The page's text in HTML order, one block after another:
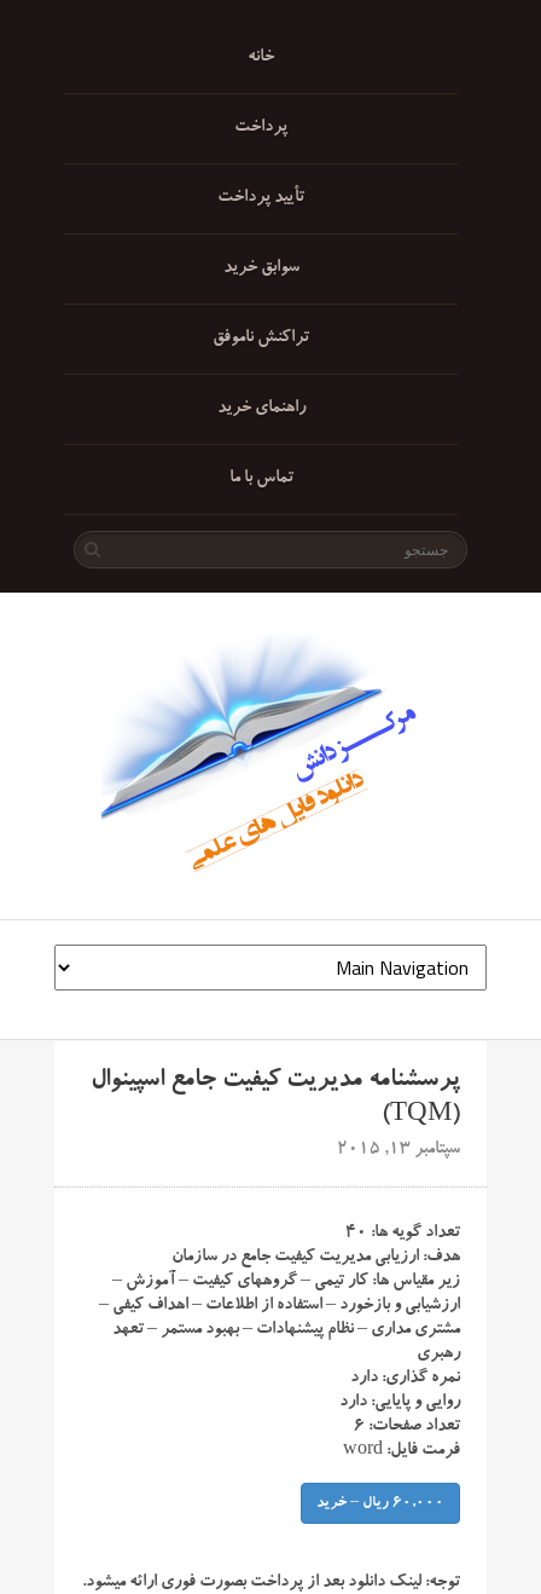
خانه
پرداخت
تأیید پرداخت
سوابق خرید
تراکنش ناموفق
راهنمای خرید
تماس با ما
پرسشنامه مدیریت کیفیت جامع اسپینوال
(TQM)
سپتامبر 13, 2015
تعداد گویه ها: ۴۰
هدف: ارزیابی مدیریت کیفیت جامع در سازمان
زیر مقیاس ها: کار تیمی – گروههای کیفیت – آموزش –
ارزشیابی و بازخورد – استفاده از اطلاعات – اهداف کیفی –
مشتری مداری – نظام پیشنهادات – بهبود مستمر – تعهد
رهبری
نمره گذاری: دارد
روایی و پایایی: دارد
تعداد صفحات: ۶
فرمت فایل: word
60,000 ریال – خرید
توجه: لینک دانلود بعد از پرداخت بصورت فوری ارائه میشود.